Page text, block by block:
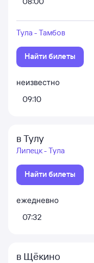
Тула - Тамбов
Найти билеты
неизвестно
09:10
в Тулу
Липецк - Тула
Найти билеты
ежедневно
07:32
в Щёкино